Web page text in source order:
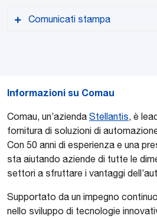
Comunicati stampa
Informazioni su Comau
Comau, un’azienda Stellantis, è
fornitura di soluzioni di
Con 50 anni di esperienza e una
sta aiutando aziende di tutte le
settori a sfruttare i vantaggi
Supportato da un impegno
nello sviluppo di tecnologie